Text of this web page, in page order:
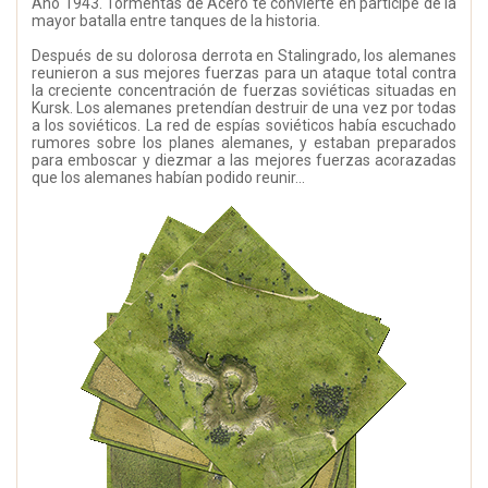
Año 1943. Tormentas de Acero te convierte en partícipe de la
mayor batalla entre tanques de la historia.
Después de su dolorosa derrota en Stalingrado, los alemanes
reunieron a sus mejores fuerzas para un ataque total contra
la creciente concentración de fuerzas soviéticas situadas en
Kursk. Los alemanes pretendían destruir de una vez por todas
a los soviéticos. La red de espías soviéticos había escuchado
rumores sobre los planes alemanes, y estaban preparados
para emboscar y diezmar a las mejores fuerzas acorazadas
que los alemanes habían podido reunir...